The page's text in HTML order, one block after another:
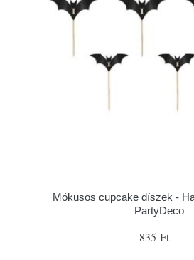
Mókusos cupcake díszek -
PartyDeco
835 Ft